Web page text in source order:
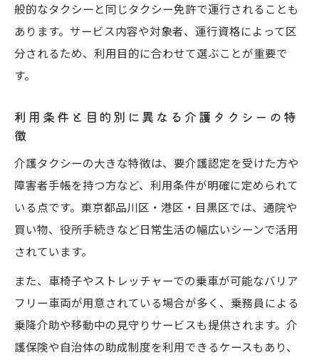
介護タクシー利用時の福祉制度と料金の考
え方
福祉タクシー利用時の注意点まとめ
認
注意
福祉タクシー利用時の自己負担と補助制度
資格の有無による介助内容の違いを把握
予約や運行エリアの確認が福祉タクシー利
用のコツ
東京都内で介護タクシーを賢く使う方法
介護タクシー予約のコツと使いやすさを比
較
対応エリアや事業者ごとのサービスの違い
般的なタクシーと同じタクシー免許で運行されることも
あります。サービス内容や対象者、運行資格によって区
分されるため、利用目的に合わせて選ぶことが重要で
す。
利用条件と目的別に異なる介護タクシーの特
徴
介護タクシーの大きな特徴は、要介護認定を受けた方や
障害者手帳を持つ方など、利用条件が明確に定められて
いる点です。東京都品川区・港区・目黒区では、通院や
買い物、役所手続きなど日常生活の幅広いシーンで活用
されています。
また、車椅子やストレッチャーでの乗車が可能なバリア
フリー車両が用意されている場合が多く、乗務員による
乗降介助や移動中の見守りサービスも提供されます。介
護保険や自治体の助成制度を利用できるケースもあり、